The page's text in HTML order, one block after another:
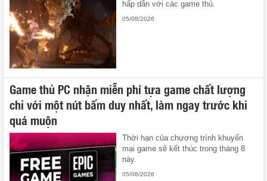
hấp dẫn với các game thủ.
05/08/2026
Game thủ PC nhận miễn phí tựa game chất lượng
chỉ với một nút bấm duy nhất, làm ngay trước khi
quá muộn
Thời hạn của chương trình khuyến
mại game sẽ kết thúc trong tháng 8
này.
05/08/2026